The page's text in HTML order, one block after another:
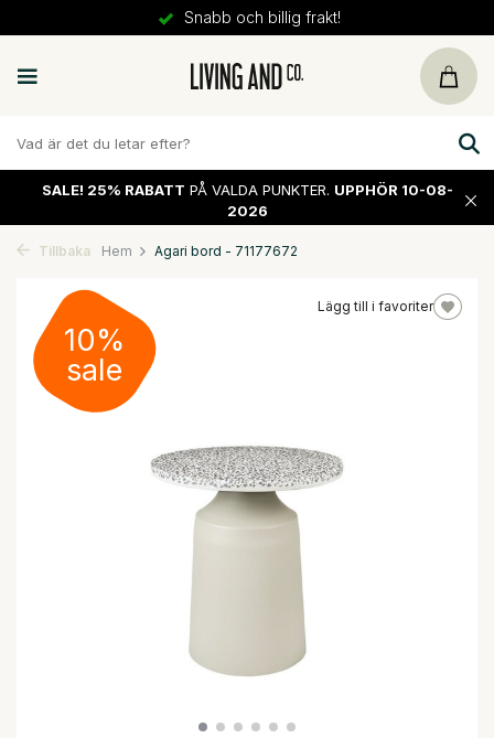
Snabb och billig frakt!
SALE! 25% RABATT PÅ VALDA PUNKTER. UPPHÖR 10-08-
2026
Tillbaka Hem Agari bord - 71177672
Lägg till i favoriter
10%
sale